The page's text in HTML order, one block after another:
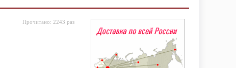
Прочитано: 2243 раз